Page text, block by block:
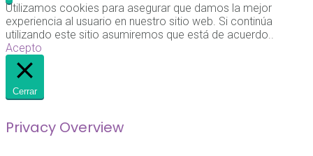
Utilizamos cookies para asegurar que damos la mejor
experiencia al usuario en nuestro sitio web. Si continúa
utilizando este sitio asumiremos que está de acuerdo..
Acepto
Cerrar
Privacy Overview